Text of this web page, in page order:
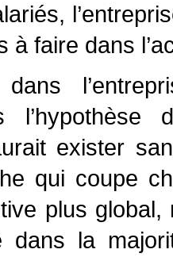
à faire dans
exister
qui coupe
plus
dans la